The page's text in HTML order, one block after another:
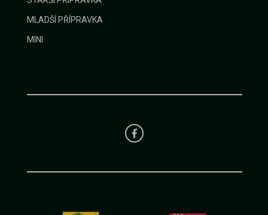
MLADŠÍ PŘÍPRAVKA
MINI